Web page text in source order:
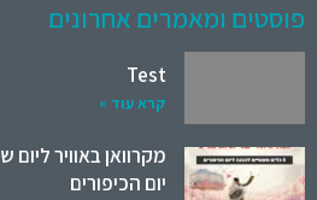
פוסטים ומאמרים אחרונים
Test
קרא עוד »
מקרוואן באוויר
יום הכיפורים